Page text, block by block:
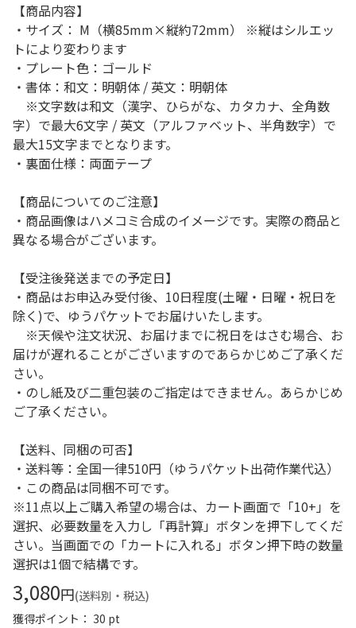
【商品内容】
・サイズ： M（横85mm×縦約72mm） ※縦はシルエッ
トにより変わります
・プレート色：ゴールド
・書体：和文：明朝体 / 英文：明朝体
※文字数は和文（漢字、ひらがな、カタカナ、全角数
字）で最大6文字 / 英文（アルファベット、半角数字）で
最大15文字までとなります。
・裏面仕様：両面テープ
【商品についてのご注意】
・商品画像はハメコミ合成のイメージです。実際の商品と
異なる場合がございます。
【受注後発送までの予定日】
・商品はお申込み受付後、10日程度(土曜・日曜・祝日を
除く)で、ゆうパケットでお届けいたします。
※天候や注文状況、お届けまでに祝日をはさむ場合、お
届けが遅れることがございますのであらかじめご了承くだ
さい。
・のし紙及び二重包装のご指定はできません。あらかじめ
ご了承ください。
【送料、同梱の可否】
・送料等：全国一律510円（ゆうパケット出荷作業代込）
・この商品は同梱不可です。
※11点以上ご購入希望の場合は、カート画面で「10+」を
選択、必要数量を入力し「再計算」ボタンを押下してくだ
さい。当画面での「カートに入れる」ボタン押下時の数量
選択は1個で結構です。
3,080円(送料別・税込)
獲得ポイント： 30 pt